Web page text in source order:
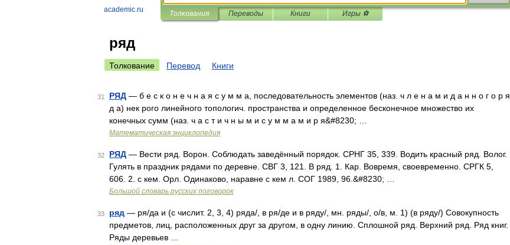
academic.ru Толкования Переводы Книги Игры ⚽
ряд
Толкование Перевод Книги
31 РЯД — б е с к о н е ч н а я с у м м а, последовательность элементов (наз. ч л е н а м и д а н н о г о р я
д а) нек рого линейного топологич. пространства и определенное бесконечное множество их
конечных сумм (наз. ч а с т и ч н ы м и с у м м а м и р я&#8230; …
Математическая энциклопедия
32 РЯД — Вести ряд. Ворон. Соблюдать заведённый порядок. СРНГ 35, 339. Водить красный ряд. Волог.
Гулять в праздник рядами по деревне. СВГ 3, 121. В ряд. 1. Кар. Вовремя, своевременно. СРГК 5,
606. 2. с кем. Орл. Одинаково, наравне с кем л. СОГ 1989, 96.&#8230; …
Большой словарь русских поговорок
33 ряд — ря/да и (с числит. 2, 3, 4) ряда/, в ря/де и в ряду/, мн. ряды/, о/в, м. 1) (в ряду/) Совокупность
предметов, лиц, расположенных друг за другом, в одну линию. Сплошной ряд. Верхний ряд. Ряд книг.
Ряды деревьев …